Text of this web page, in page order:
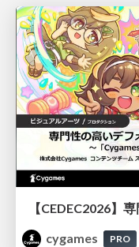
cygames
PRO